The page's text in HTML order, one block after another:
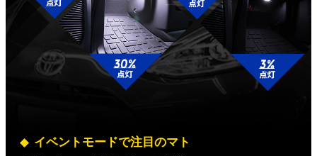
イベントモードで注目のマト